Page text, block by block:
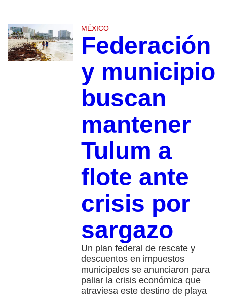
MÉXICO
Federación
y municipio
buscan
mantener
Tulum a
flote ante
crisis por
sargazo
Un plan federal de rescate y
descuentos en impuestos
municipales se anunciaron para
paliar la crisis económica que
atraviesa este destino de playa